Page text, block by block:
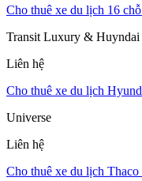
Cho thuê xe du lịch 16
Transit Luxury &
Liên hệ
Cho thuê xe du lịch
Universe
Liên hệ
Cho thuê xe du lịch